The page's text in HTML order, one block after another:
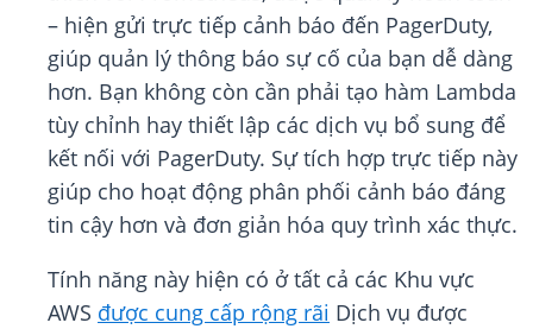
– hiện gửi trực tiếp cảnh báo đến PagerDuty,
giúp quản lý thông báo sự cố của bạn dễ dàng
hơn. Bạn không còn cần phải tạo hàm Lambda
tùy chỉnh hay thiết lập các dịch vụ bổ sung để
kết nối với PagerDuty. Sự tích hợp trực tiếp này
giúp cho hoạt động phân phối cảnh báo đáng
tin cậy hơn và đơn giản hóa quy trình xác thực.
Tính năng này hiện có ở tất cả các Khu vực
AWS được cung cấp rộng rãi Dịch vụ được